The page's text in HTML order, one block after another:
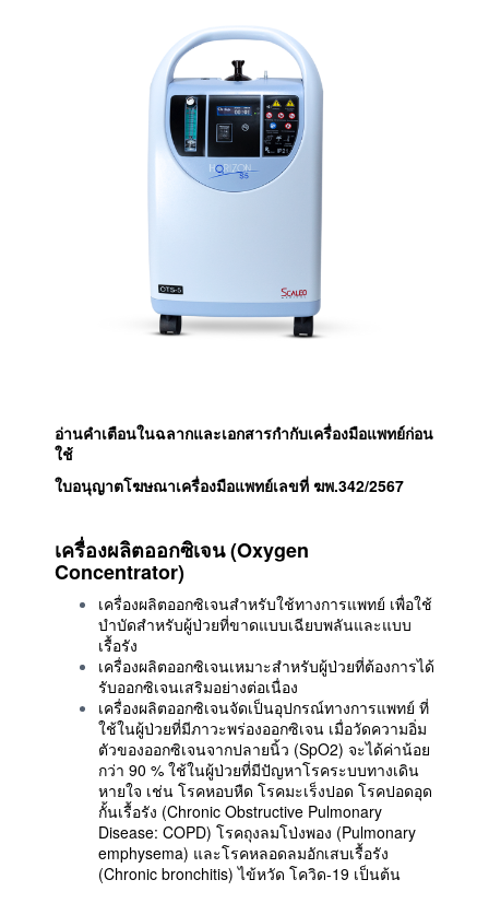
อ่านคำเตือนในฉลากและเอกสารกำกับเครื่องมือแพทย์ก่อน
ใช้
ใบอนุญาตโฆษณาเครื่องมือแพทย์เลขที่ ฆพ.342/2567
เครื่องผลิตออกซิเจน (Oxygen
Concentrator)
เครื่องผลิตออกซิเจนสำหรับใช้ทางการแพทย์ เพื่อใช้
บำบัดสำหรับผู้ป่วยที่ขาดแบบเฉียบพลันและแบบ
เรื้อรัง
เครื่องผลิตออกซิเจนเหมาะสำหรับผู้ป่วยที่ต้องการได้
รับออกซิเจนเสริมอย่างต่อเนื่อง
เครื่องผลิตออกซิเจนจัดเป็นอุปกรณ์ทางการแพทย์ ที่
ใช้ในผู้ป่วยที่มีภาวะพร่องออกซิเจน เมื่อวัดความอิ่ม
ตัวของออกซิเจนจากปลายนิ้ว (SpO2) จะได้ค่าน้อย
กว่า 90 % ใช้ในผู้ป่วยที่มีปัญหาโรคระบบทางเดิน
หายใจ เช่น โรคหอบหืด โรคมะเร็งปอด โรคปอดอุด
กั้นเรื้อรัง (Chronic Obstructive Pulmonary
Disease: COPD) โรคถุงลมโป่งพอง (Pulmonary
emphysema) และโรคหลอดลมอักเสบเรื้อรัง
(Chronic bronchitis) ไข้หวัด โควิด-19 เป็นต้น